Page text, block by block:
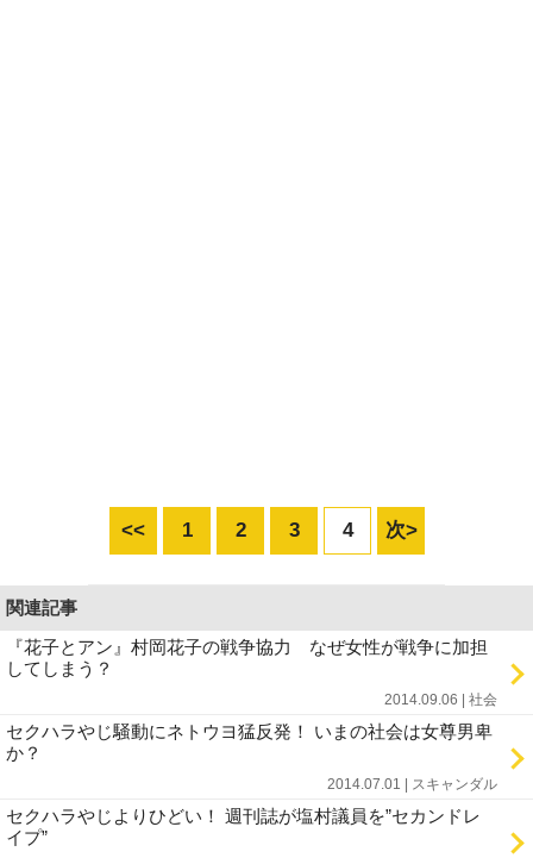
<< 1 2 3 4 次>
関連記事
『花子とアン』村岡花子の戦争協力 なぜ女性が戦争に加担
してしまう？
2014.09.06 | 社会
セクハラやじ騒動にネトウヨ猛反発！ いまの社会は女尊男卑
か？
2014.07.01 | スキャンダル
セクハラやじよりひどい！ 週刊誌が塩村議員を”セカンドレ
イプ”